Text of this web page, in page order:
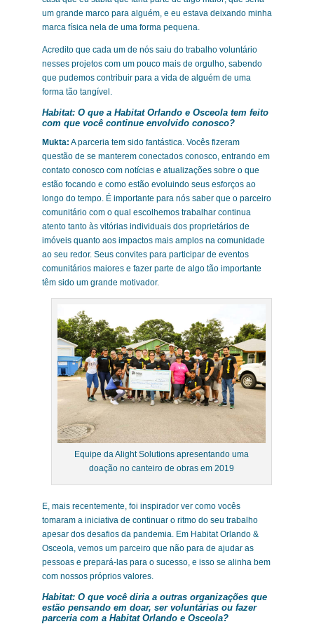
um grande marco para alguém, e eu estava deixando minha
marca física nela de uma forma pequena.
Acredito que cada um de nós saiu do trabalho voluntário
nesses projetos com um pouco mais de orgulho, sabendo
que pudemos contribuir para a vida de alguém de uma
forma tão tangível.
Habitat: O que a Habitat Orlando e Osceola tem feito
com que você continue envolvido conosco?
Mukta: A parceria tem sido fantástica. Vocês fizeram
questão de se manterem conectados conosco, entrando em
contato conosco com notícias e atualizações sobre o que
estão focando e como estão evoluindo seus esforços ao
longo do tempo. É importante para nós saber que o parceiro
comunitário com o qual escolhemos trabalhar continua
atento tanto às vitórias individuais dos proprietários de
imóveis quanto aos impactos mais amplos na comunidade
ao seu redor. Seus convites para participar de eventos
comunitários maiores e fazer parte de algo tão importante
têm sido um grande motivador.
Equipe da Alight Solutions apresentando uma
doação no canteiro de obras em 2019
E, mais recentemente, foi inspirador ver como vocês
tomaram a iniciativa de continuar o ritmo do seu trabalho
apesar dos desafios da pandemia. Em Habitat Orlando &
Osceola, vemos um parceiro que não para de ajudar as
pessoas e prepará-las para o sucesso, e isso se alinha bem
com nossos próprios valores.
Habitat: O que você diria a outras organizações que
estão pensando em doar, ser voluntárias ou fazer
parceria com a Habitat Orlando e Osceola?